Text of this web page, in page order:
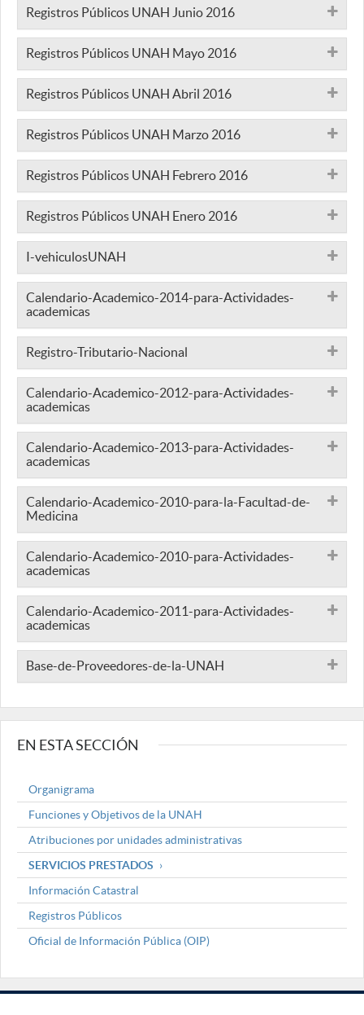
Registros Públicos UNAH Junio 2016
Registros Públicos UNAH Mayo 2016
Registros Públicos UNAH Abril 2016
Registros Públicos UNAH Marzo 2016
Registros Públicos UNAH Febrero 2016
Registros Públicos UNAH Enero 2016
I-vehiculosUNAH
Calendario-Academico-2014-para-Actividades-
academicas
Registro-Tributario-Nacional
Calendario-Academico-2012-para-Actividades-
academicas
Calendario-Academico-2013-para-Actividades-
academicas
Calendario-Academico-2010-para-la-Facultad-de-
Medicina
Calendario-Academico-2010-para-Actividades-
academicas
Calendario-Academico-2011-para-Actividades-
academicas
Base-de-Proveedores-de-la-UNAH
EN ESTA SECCIÓN
Organigrama
Funciones y Objetivos de la UNAH
Atribuciones por unidades administrativas
SERVICIOS PRESTADOS
Información Catastral
Registros Públicos
Oficial de Información Pública (OIP)